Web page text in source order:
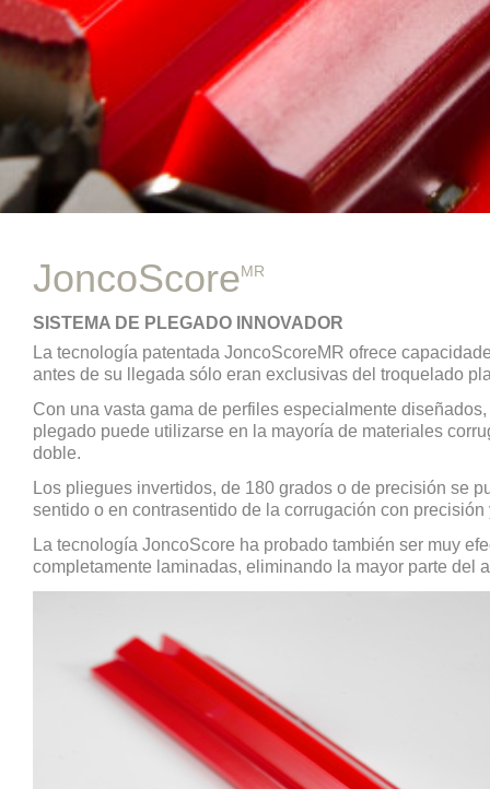
JoncoScoreMR
SISTEMA DE PLEGADO INNOVADOR
La tecnología patentada JoncoScoreMR ofrece
antes de su llegada sólo eran exclusivas del troquelado
Con una vasta gama de perfiles especialmente
plegado puede utilizarse en la mayoría de materiales
doble.
Los pliegues invertidos, de 180 grados o de precisión se
sentido o en contrasentido de la corrugación con
La tecnología JoncoScore ha probado también ser muy
completamente laminadas, eliminando la mayor parte del